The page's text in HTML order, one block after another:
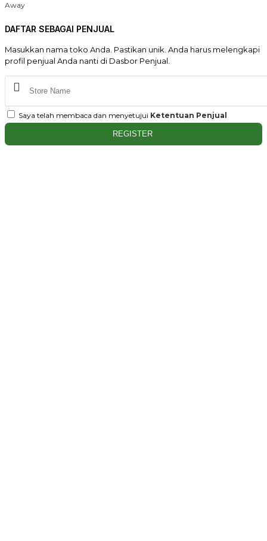
Away
DAFTAR SEBAGAI PENJUAL
Masukkan nama toko Anda. Pastikan unik. Anda harus melengkapi
profil penjual Anda nanti di Dasbor Penjual.
Saya telah membaca dan menyetujui Ketentuan Penjual
REGISTER